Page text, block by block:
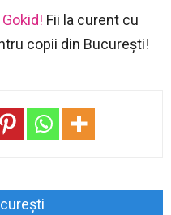
Fii la curent cu
copii din București!